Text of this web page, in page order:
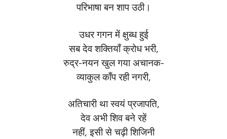
परिभाषा बन शाप उठी।
उधर गगन में क्षुब्ध हुई
सब देव शक्तियाँ क्रोध भरी,
रुद्र-नयन खुल गया अचानक-
व्याकुल काँप रही नगरी,
अतिचारी था स्वयं प्रजापति,
देव अभी शिव बने रहें
नहीं, इसी से चढ़ी शिजिनी